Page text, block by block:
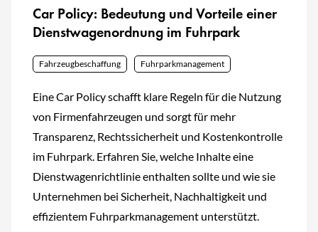
Car Policy: Bedeutung und Vorteile einer
Dienstwagenordnung im Fuhrpark
Fahrzeugbeschaffung Fuhrparkmanagement
Eine Car Policy schafft klare Regeln für die Nutzung
von Firmenfahrzeugen und sorgt für mehr
Transparenz, Rechtssicherheit und Kostenkontrolle
im Fuhrpark. Erfahren Sie, welche Inhalte eine
Dienstwagenrichtlinie enthalten sollte und wie sie
Unternehmen bei Sicherheit, Nachhaltigkeit und
effizientem Fuhrparkmanagement unterstützt.